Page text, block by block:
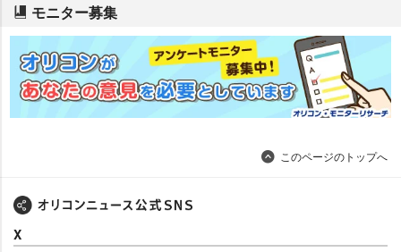
モニター募集
このページのトップへ
X